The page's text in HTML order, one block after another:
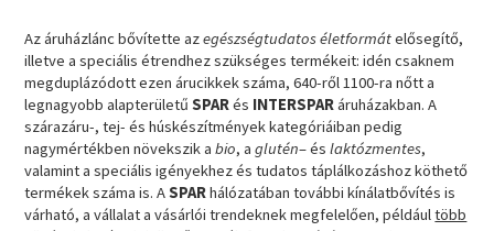
Az áruházlánc bővítette azegészségtudatos életformátelősegítő,
illetve a speciális étrendhez szükséges termékeit: idén csaknem
megduplázódott ezen árucikkek száma, 640-ről 1100-ra nőtt a
legnagyobb alapterületűSPARés INTERSPARáruházakban. A
szárazáru-, tej- és húskészítmények kategóriáiban pedig
nagymértékben növekszik abio, aglutén– éslaktózmentes,
valamint a speciális igényekhez és tudatos táplálkozáshoz köthető
termékek száma is. ASPARhálózatában további kínálatbővítés is
várható, a vállalat a vásárlói trendeknek megfelelően, példáultöbb